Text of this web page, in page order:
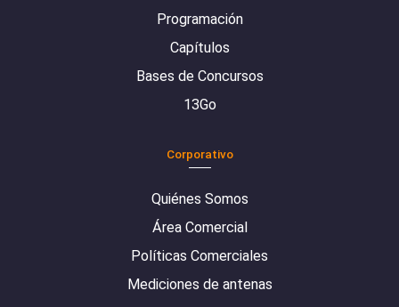
Programación
Capítulos
Bases de Concursos
13Go
Corporativo
Quiénes Somos
Área Comercial
Políticas Comerciales
Mediciones de antenas